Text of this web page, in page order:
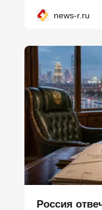
news-r.ru
Россия